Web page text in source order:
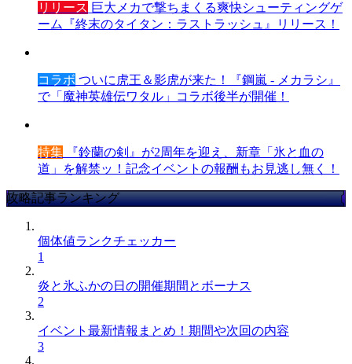
リリース 巨大メカで撃ちまくる爽快シューティングゲ
ーム『終末のタイタン：ラストラッシュ』リリース！
コラボ ついに虎王＆影虎が来た！『鋼嵐 - メカラシ』
で「魔神英雄伝ワタル」コラボ後半が開催！
特集 『鈴蘭の剣』が2周年を迎え、新章「氷と血の
道」を解禁ッ！記念イベントの報酬もお見逃し無く！
攻略記事ランキング
個体値ランクチェッカー
1
炎と氷ふかの日の開催期間とボーナス
2
イベント最新情報まとめ！期間や次回の内容
3